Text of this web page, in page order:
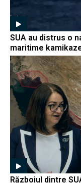
SUA au distrus o
maritime
Războiul dintre